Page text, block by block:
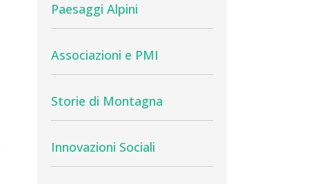
Paesaggi Alpini
Associazioni e PMI
Storie di Montagna
Innovazioni Sociali